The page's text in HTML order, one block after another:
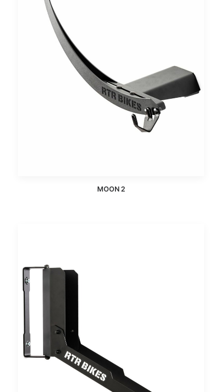
MOON 2